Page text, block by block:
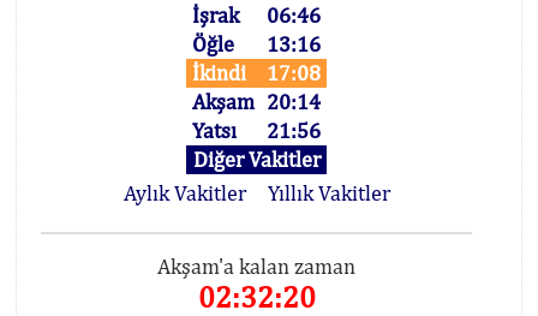
İşrak
06:46
Öğle
13:16
İkindi
17:08
Akşam 20:14
Yatsı
21:56
Diğer Vakitler
Aylık Vakitler
Yıllık Vakitler
Akşam'a kalan zaman
02:32:20